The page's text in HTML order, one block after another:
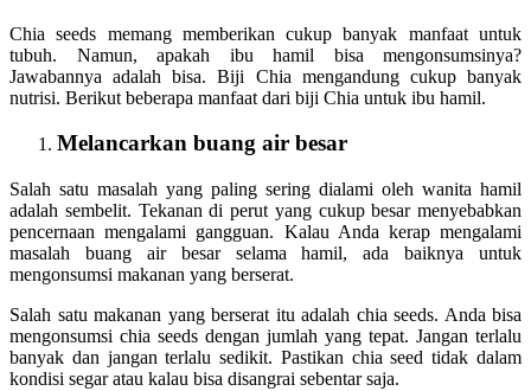
Chia seeds memang memberikan cukup banyak manfaat untuk
tubuh. Namun, apakah ibu hamil bisa mengonsumsinya?
Jawabannya adalah bisa. Biji Chia mengandung cukup banyak
nutrisi. Berikut beberapa manfaat dari biji Chia untuk ibu hamil.
Melancarkan buang air besar
Salah satu masalah yang paling sering dialami oleh wanita hamil
adalah sembelit. Tekanan di perut yang cukup besar menyebabkan
pencernaan mengalami gangguan. Kalau Anda kerap mengalami
masalah buang air besar selama hamil, ada baiknya untuk
mengonsumsi makanan yang berserat.
Salah satu makanan yang berserat itu adalah chia seeds. Anda bisa
mengonsumsi chia seeds dengan jumlah yang tepat. Jangan terlalu
banyak dan jangan terlalu sedikit. Pastikan chia seed tidak dalam
kondisi segar atau kalau bisa disangrai sebentar saja.